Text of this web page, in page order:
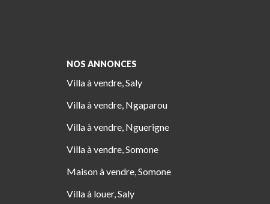
NOS ANNONCES
Villa à vendre, Saly
Villa à vendre, Ngaparou
Villa à vendre, Nguerigne
Villa à vendre, Somone
Maison à vendre, Somone
Villa à louer, Saly